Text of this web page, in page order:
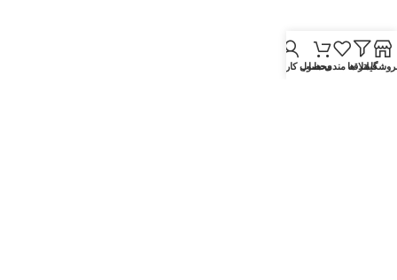
تماس با ما
اطلاعات تماس
فیلتر ها
علاقه مندی ها
محصول
حساب کاربری من